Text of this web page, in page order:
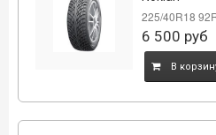
225/40R18
6 500 руб
B